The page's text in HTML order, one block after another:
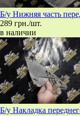
Б/у Нижняя часть
289 грн./шт.
в наличии
Б/у Накладка